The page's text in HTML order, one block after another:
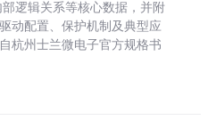
逻辑关系等核心数据，并附
动配置、保护机制及典型应
杭州士兰微电子官方规格书